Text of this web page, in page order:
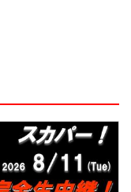
リッキー・“ピッ
FIGHTERS EYE
予想 ≫ 出場選手
GP2019出場選手
ト級GP2019オリ